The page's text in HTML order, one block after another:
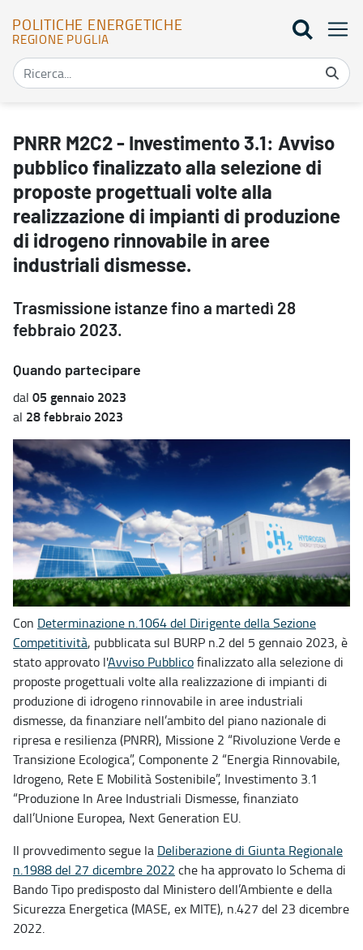
POLITICHE ENERGETICHE
REGIONE PUGLIA
PNRR M2C2 - Investimento 3.1: Avviso
pubblico finalizzato alla selezione di
proposte progettuali volte alla
realizzazione di impianti di produzione
di idrogeno rinnovabile in aree
industriali dismesse.
Trasmissione istanze fino a martedì 28
febbraio 2023.
Quando partecipare
dal 05 gennaio 2023
al 28 febbraio 2023
Con Determinazione n.1064 del Dirigente della Sezione
Competitività, pubblicata sul BURP n.2 del 5 gennaio 2023, è
stato approvato l'Avviso Pubblicofinalizzato alla selezione di
proposte progettuali volte alla realizzazione di impianti di
produzione di idrogeno rinnovabile in aree industriali
dismesse, da finanziare nell’ambito del piano nazionale di
ripresa e resilienza (PNRR), Missione 2 “Rivoluzione Verde e
Transizione Ecologica”, Componente 2 “Energia Rinnovabile,
Idrogeno, Rete E Mobilità Sostenibile”, Investimento 3.1
“Produzione In Aree Industriali Dismesse, finanziato
dall’Unione Europea, Next Generation EU.
Il provvedimento segue la Deliberazione di Giunta Regionale
n.1988 del 27 dicembre 2022 che ha approvato lo Schema di
Bando Tipo predisposto dal Ministero dell’Ambiente e della
Sicurezza Energetica (MASE, ex MITE), n.427 del 23 dicembre
2022.